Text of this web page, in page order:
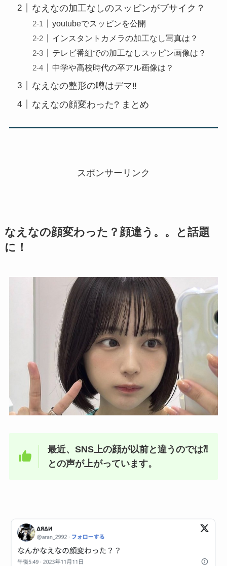
なえなの加工なしのスッピンがブサイク？
youtubeでスッピンを公開
インスタントカメラの加工なし写真は？
テレビ番組での加工なしスッピン画像は？
中学や高校時代の卒アル画像は？
なえなの整形の噂はデマ‼
なえなの顔変わった? まとめ
スポンサーリンク
なえなの顔変わった？顔違う。。と話題
に！
最近、SNS上の顔が以前と違うのでは⁈
との声が上がっています。